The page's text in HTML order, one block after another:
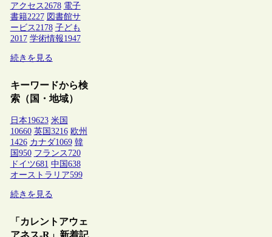
アクセス 2678 電子
書籍2227 図書館サ
ービス 2178 子ども
2017 学術情報1947
続きを見る
キーワードから検
索（国・地域）
日本19623 米国
10660 英国 3216 欧州
1426 カナダ1069 韓
国 950 フランス 720
ドイツ681 中国 638
オーストラリア599
続きを見る
「カレントアウェ